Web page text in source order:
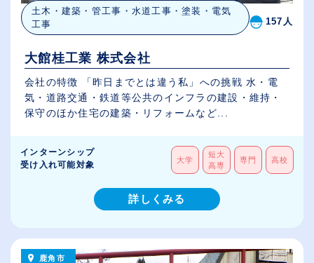
土木・建築・管工事・水道工事・塗装・電気
工事
157人
大館桂工業 株式会社
会社の特徴 「昨日までとは違う私」への挑戦 水・電
気・道路交通・鉄道等公共のインフラの建設・維持・
保守のほか住宅の建築・リフォームなど...
インターンシップ
受け入れ可能対象
大学
短大
高専
専門 高校
詳しくみる
鹿角市